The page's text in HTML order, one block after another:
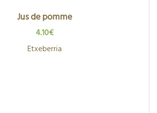
Jus de pomme
4.10€
Etxeberria